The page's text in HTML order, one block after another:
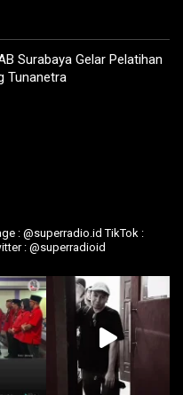
Surabaya Gelar Pelatihan
Tunanetra
: @superradio.id TikTok :
: @superradioid